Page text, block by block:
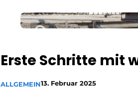
Veranstaltung anmelden
Datenschutz / Cookie-
Erste Schritte mit
ALLGEMEIN13. Februar 2025